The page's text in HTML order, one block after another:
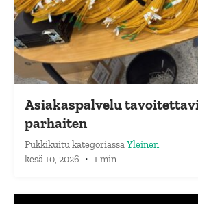
Asiakaspalvelu
parhaiten
PukkikuitukategoriassaYleinen
kesä 10, 2026 · 1 min